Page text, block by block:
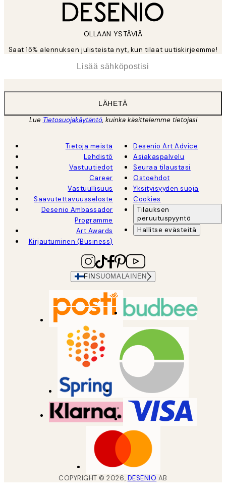
OLLAAN YSTÄVIÄ
Saat 15% alennuksen julisteista nyt, kun tilaat uutiskirjeemme!
LÄHETÄ
Lue Tietosuojakäytäntö, kuinka käsittelemme tietojasi
Tietoja meistä
Lehdistö
Vastuutiedot
Career
Vastuullisuus
Saavutettavuusseloste
Desenio Ambassador
Programme
Art Awards
Kirjautuminen (Business)
Desenio Art Advice
Asiakaspalvelu
Seuraa tilaustasi
Ostoehdot
Yksityisyyden suoja
Cookies
Tilauksen
peruutuspyyntö
Hallitse evästeitä
FIN SUOMALAINEN
COPYRIGHT ©2026, DESENIO AB